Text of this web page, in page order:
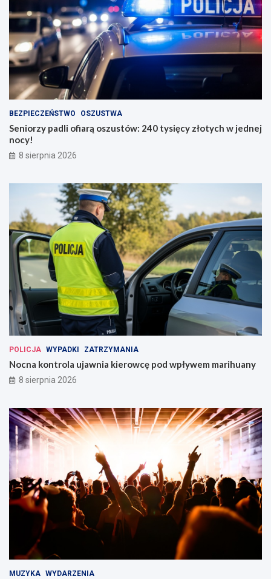
BEZPIECZEŃSTWO OSZUSTWA
Seniorzy padli ofiarą oszustów: 240 tysięcy złotych w jednej
nocy!
8 sierpnia 2026
POLICJA WYPADKI ZATRZYMANIA
Nocna kontrola ujawnia kierowcę pod wpływem marihuany
8 sierpnia 2026
MUZYKA WYDARZENIA